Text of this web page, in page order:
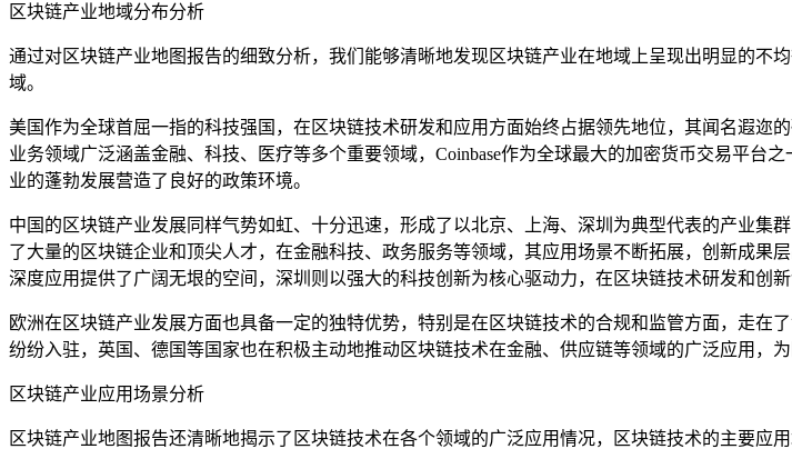
区块链产业地域分布分析
通过对区块链产业地图报告的细致分析，我们能够清晰地发现区块链产业在地域上呈现出明显的
域。
美国作为全球首屈一指的科技强国，在区块链技术研发和应用方面始终占据领先地位，其闻名遐
业务领域广泛涵盖金融、科技、医疗等多个重要领域，Coinbase作为全球最大的加密货币交易平
业的蓬勃发展营造了良好的政策环境。
中国的区块链产业发展同样气势如虹、十分迅速，形成了以北京、上海、深圳为典型代表的产业
了大量的区块链企业和顶尖人才，在金融科技、政务服务等领域，其应用场景不断拓展，创新成
深度应用提供了广阔无垠的空间，深圳则以强大的科技创新为核心驱动力，在区块链技术研发和创
欧洲在区块链产业发展方面也具备一定的独特优势，特别是在区块链技术的合规和监管方面，走在
纷纷入驻，英国、德国等国家也在积极主动地推动区块链技术在金融、供应链等领域的广泛应用，
区块链产业应用场景分析
区块链产业地图报告还清晰地揭示了区块链技术在各个领域的广泛应用情况，区块链技术的主要应